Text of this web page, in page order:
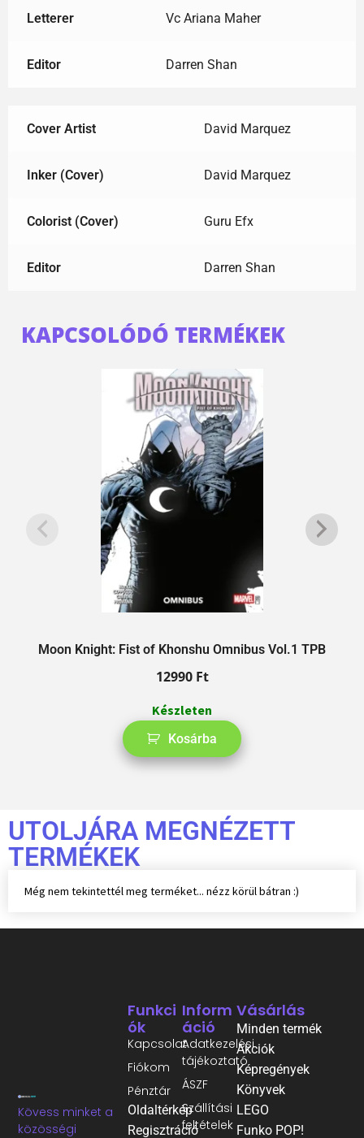
Letterer Vc Ariana Maher
Editor Darren Shan
Cover Artist David Marquez
Inker (Cover) David Marquez
Colorist (Cover) Guru Efx
Editor Darren Shan
KAPCSOLÓDÓ TERMÉKEK
Moon Knight: Fist of Khonshu Omnibus Vol.1 TPB
12990 Ft
Készleten
Kosárba
UTOLJÁRA MEGNÉZETT
TERMÉKEK
Még nem tekintettél meg terméket... nézz körül bátran :)
Kövess minket a
közösségi
Inform
Áció
Adatkezelési
tájékoztató
ÁSZF
Szállítási
feltételek
Funkci
Ók
Kapcsolat
Fiókom
Pénztár
Oldaltérkép
Regisztráció
Vásárlás
Minden termék
Akciók
Képregények
Könyvek
LEGO
Funko POP!